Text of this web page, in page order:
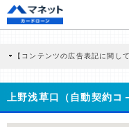
【コンテンツの広告表記に関して
商品を根拠なくPRするものではな
どに基づき、公平性を担保した情
>提携企業一覧
上野浅草口（自動契約コ